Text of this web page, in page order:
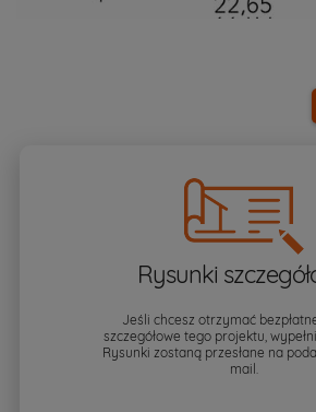
Rysunki
Jeśli chcesz otrzymać
szczegółowe tego projektu,
Rysunki zostaną przesłane na
mail.